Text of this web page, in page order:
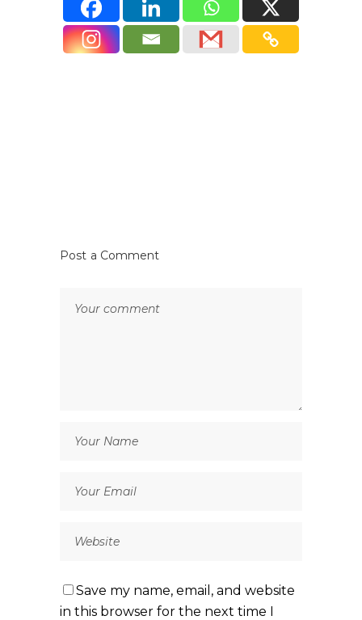
Post a Comment
Save my name, email, and website
in this browser for the next time I